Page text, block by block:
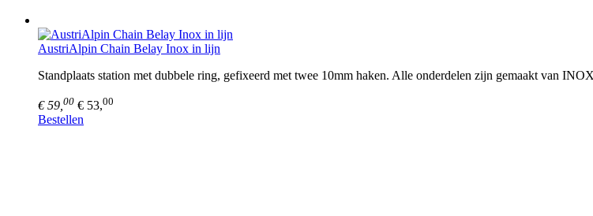
AustriAlpin Chain Belay Inox in lijn
Standplaats station met dubbele ring, gefixeerd met twee 10mm haken. Alle onderdelen zijn gemaakt van
€ 59, 00 € 53,00
Bestellen